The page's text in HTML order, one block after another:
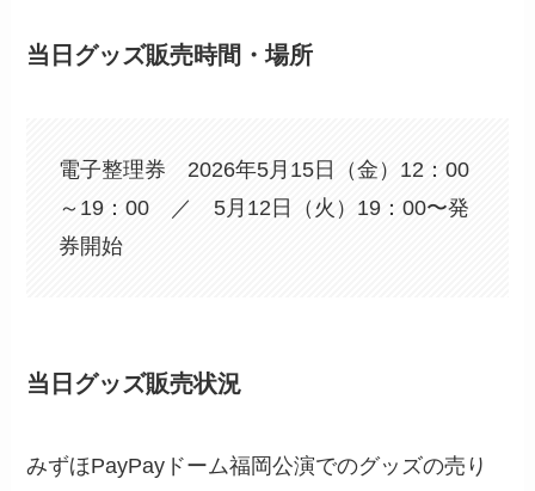
当日グッズ販売時間・場所
電子整理券 2026年5月15日（金）12：00
～19：00 ／ 5月12日（火）19：00〜発
券開始
当日グッズ販売状況
みずほPayPayドーム福岡公演でのグッズの売り